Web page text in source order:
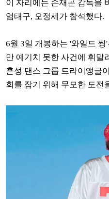
이 자리에는 손재곤 감독을
엄태구, 오정세가 참석했다.
6월 3일 개봉하는 '와일드
만 예기치 못한 사건에 휘말
혼성 댄스 그룹 트라이앵글
회를 잡기 위해 무모한 도전